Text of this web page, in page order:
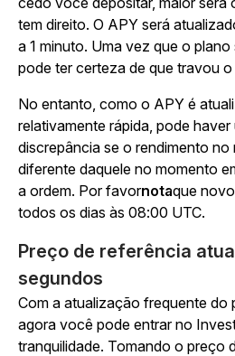
tem direito. O APY será
a 1 minuto. Uma vez que o
pode ter certeza de que travou o
No entanto, como o APY é
relativamente rápida, pode
discrepância se o rendimento
diferente daquele no momento
a ordem. Por favornotaque
todos os dias às 08:00 UTC.
Preço de referência
segundos
Com a atualização frequente do
agora você pode entrar no
tranquilidade. Tomando o preço